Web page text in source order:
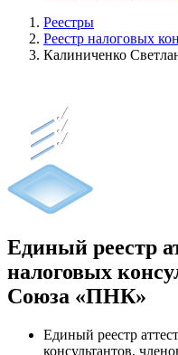
Реестры
Реестр налоговых
Калиниченко
Единый реестр
налоговых
Союза «ПНК»
Единый реестр
консультантов,